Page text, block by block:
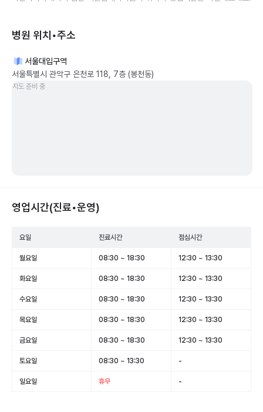
병원 위치•주소
서울대입구역
서울특별시 관악구 은천로 118, 7층 (봉천동)
지도 준비 중
영업시간(진료•운영)
요일 진료시간 점심시간
월요일 08:30 ~ 18:30 12:30 ~ 13:30
화요일 08:30 ~ 18:30 12:30 ~ 13:30
수요일 08:30 ~ 18:30 12:30 ~ 13:30
목요일 08:30 ~ 18:30 12:30 ~ 13:30
금요일 08:30 ~ 18:30 12:30 ~ 13:30
토요일 08:30 ~ 13:30 -
일요일 휴무 -